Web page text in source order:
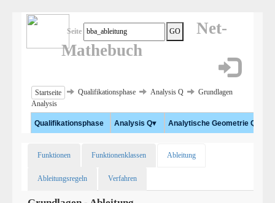
Seite GO
Net-
Mathebuch
Startseite Qualifikationsphase Analysis Q
Grundlagen
Analysis
Qualifikationsphase Analysis Q▾ Analytische Geometrie Q
Funktionen Funktionenklassen Ableitung
Ableitungsregeln Verfahren